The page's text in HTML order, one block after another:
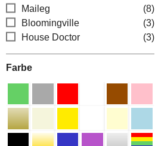
Maileg
(8)
Bloomingville
(3)
House Doctor
(3)
Farbe